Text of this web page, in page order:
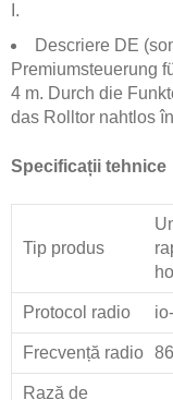
I.
Descriere DE
Premiumsteuerung
4 m. Durch die
das Rolltor nahtlos
Specificații tehnice
Tip produs
Protocol radio
Frecvență radio
Rază de